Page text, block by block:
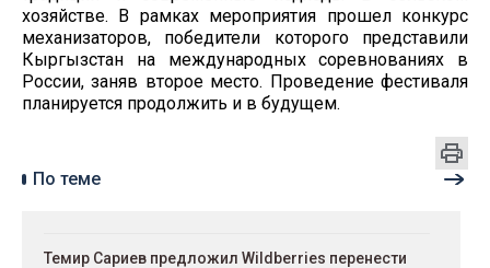
хозяйстве. В рамках мероприятия прошел конкурс
механизаторов, победители которого представили
Кыргызстан на международных соревнованиях в
России, заняв второе место. Проведение фестиваля
планируется продолжить и в будущем.
По теме
Темир Сариев предложил Wildberries перенести